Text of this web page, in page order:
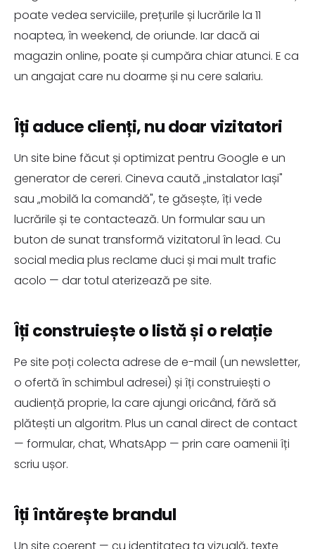
poate vedea serviciile, prețurile și lucrările la 11
noaptea, în weekend, de oriunde. Iar dacă ai
magazin online, poate și cumpăra chiar atunci. E ca
un angajat care nu doarme și nu cere salariu.
Îți aduce clienți, nu doar vizitatori
Un site bine făcut și optimizat pentru Google e un
generator de cereri. Cineva caută „instalator Iași"
sau „mobilă la comandă", te găsește, îți vede
lucrările și te contactează. Un formular sau un
buton de sunat transformă vizitatorul în lead. Cu
social media plus reclame duci și mai mult trafic
acolo — dar totul aterizează pe site.
Îți construiește o listă și o relație
Pe site poți colecta adrese de e-mail (un newsletter,
o ofertă în schimbul adresei) și îți construiești o
audiență proprie, la care ajungi oricând, fără să
plătești un algoritm. Plus un canal direct de contact
— formular, chat, WhatsApp — prin care oamenii îți
scriu ușor.
Îți întărește brandul